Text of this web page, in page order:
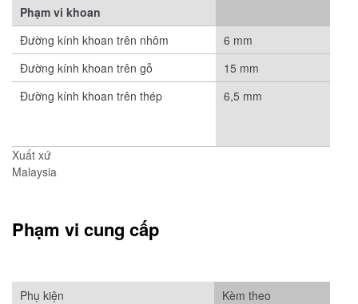
Phạm vi khoan
Đường kính khoan trên nhôm
6 mm
Đường kính khoan trên gỗ
15 mm
Đường kính khoan trên thép
6,5 mm
Xuất xứ
Malaysia
Phạm vi cung cấp
Phụ kiện
Kèm theo